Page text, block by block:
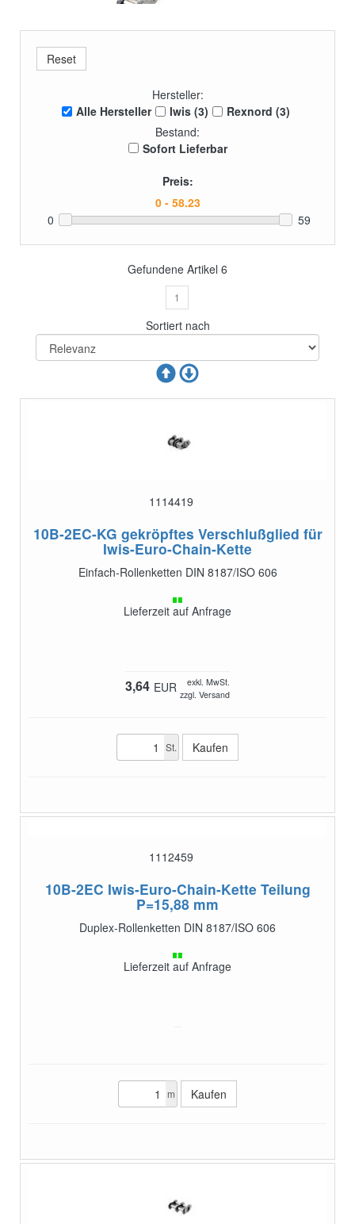
Hersteller:
Alle Hersteller
Iwis (3)
Rexnord (3)
Bestand:
Sofort Lieferbar
Preis:
0 59
Gefundene Artikel 6
1
Sortiert nach
1114419
10B-2EC-KG gekröpftes Verschlußglied für
Iwis-Euro-Chain-Kette
Einfach-Rollenketten DIN 8187/ISO 606
Lieferzeit auf Anfrage
3,64 EUR
exkl. MwSt.
zzgl. Versand
St.
1112459
10B-2EC Iwis-Euro-Chain-Kette Teilung
P=15,88 mm
Duplex-Rollenketten DIN 8187/ISO 606
Lieferzeit auf Anfrage
m